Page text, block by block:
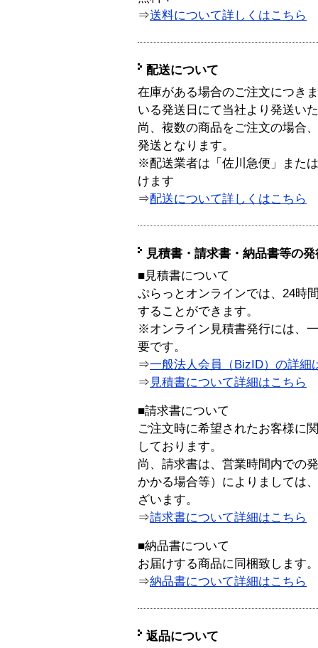
⇒送料について詳しくはこちら
配送について
在庫がある場合のご注文につき
いる発送日にて当社より発送い
尚、複数の商品をご注文の場合
発送となります。
※配送業者は「佐川急便」また
けます
⇒配送について詳しくはこちら
見積書・請求書・納品書等の
■見積書について
ぷらっとオンラインでは、24時
することができます。
※オンライン見積書発行には、
要です。
⇒一般法人会員（BizID）の詳細
⇒ 見積書について詳細はこちら
■請求書について
ご注文時に希望されたお客様に
しております。
尚、請求書は、営業時間内での
かかる場合等）によりましては
ざいます。
⇒請求書について詳細はこちら
■納品書について
お届けする商品に同梱致します。
⇒納品書について詳細はこちら
返品について